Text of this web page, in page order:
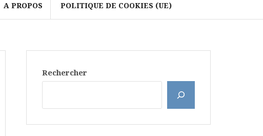
A PROPOS POLITIQUE DE COOKIES (UE)
Rechercher